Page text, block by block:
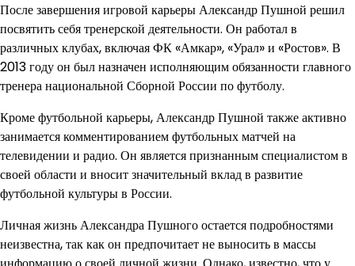
После завершения игровой карьеры Александр Пушной решил
посвятить себя тренерской деятельности. Он работал в
различных клубах, включая ФК «Амкар», «Урал» и «Ростов». В
2013 году он был назначен исполняющим обязанности главного
тренера национальной Сборной России по футболу.
Кроме футбольной карьеры, Александр Пушной также активно
занимается комментированием футбольных матчей на
телевидении и радио. Он является признанным специалистом в
своей области и вносит значительный вклад в развитие
футбольной культуры в России.
Личная жизнь Александра Пушного остается подробностями
неизвестна, так как он предпочитает не выносить в массы